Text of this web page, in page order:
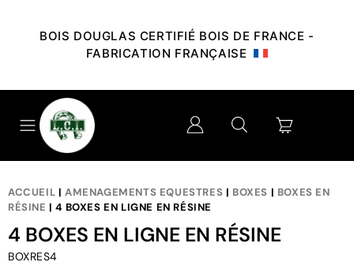
BOIS DOUGLAS CERTIFIÉ BOIS DE FRANCE -
FABRICATION FRANÇAISE
ACCUEIL |AMENAGEMENTS EQUESTRES | BOXES | BOXES EN
RÉSINE | 4 BOXES EN LIGNE EN RÉSINE
4 BOXES EN LIGNE EN RÉSINE
BOXRES4